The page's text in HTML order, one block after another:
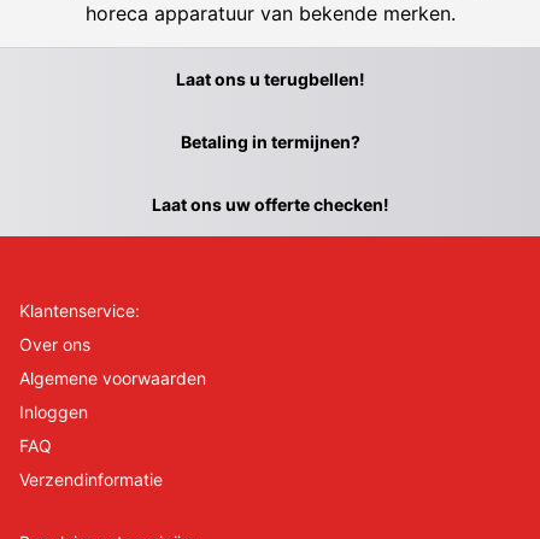
horeca apparatuur van bekende merken.
Laat ons u terugbellen!
Betaling in termijnen?
Laat ons uw offerte checken!
Klantenservice:
Over ons
Algemene voorwaarden
Inloggen
FAQ
Verzendinformatie